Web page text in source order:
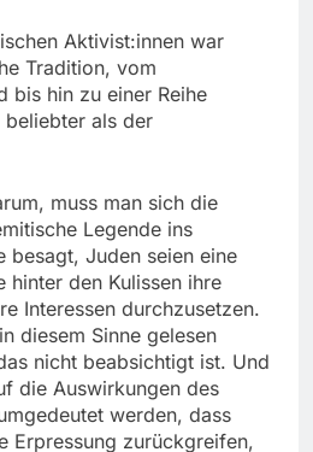
Aktivist:innen war
Tradition, vom
bis hin zu einer Reihe
beliebter als der
muss man sich die
Legende ins
besagt, Juden seien eine
hinter den Kulissen ihre
Interessen durchzusetzen.
diesem Sinne gelesen
nicht beabsichtigt ist. Und
die Auswirkungen des
werden, dass
Erpressung zurückgreifen,